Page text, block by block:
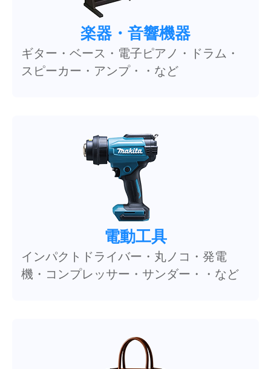
楽器・音響機器
ギター・ベース・電子ピアノ・ドラム・
スピーカー・アンプ・・など
電動工具
インパクトドライバー・丸ノコ・発電
機・コンプレッサー・サンダー・・など